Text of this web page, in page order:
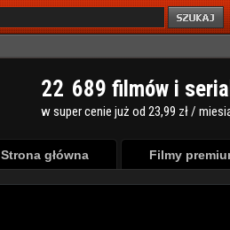
22 689 filmów i
w super cenie już od 23,99 zł /
Strona główna Filmy